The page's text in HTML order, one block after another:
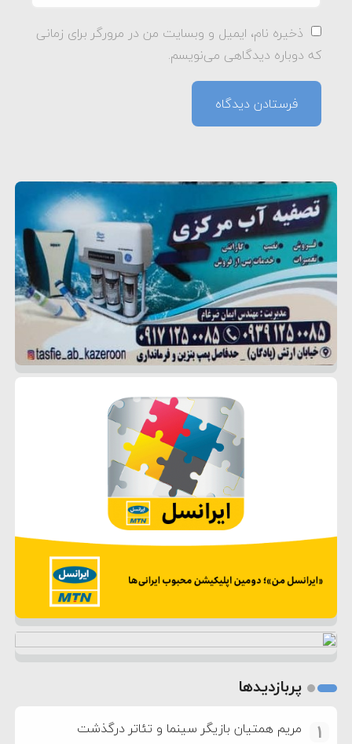
ذخیره نام، ایمیل و وبسایت من در مرورگر برای زمانی
که دوباره دیدگاهی می‌نویسم.
پربازدیدها
1 مریم همتیان بازیگر سینما و تئاتر درگذشت